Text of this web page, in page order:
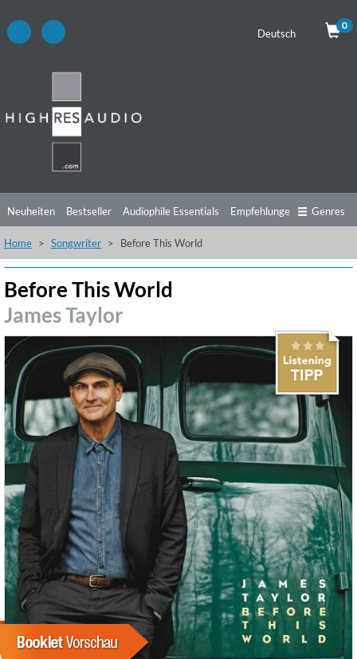
Deutsch
0
Neuheiten Bestseller Audiophile Essentials Empfehlungen
Hörtipps Top Alben Angebote Preorder
Genres
Home Songwriter Before This World
Before This World
James Taylor